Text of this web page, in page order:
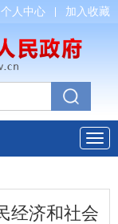
个人中心 加入收藏
经济和社会